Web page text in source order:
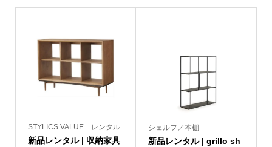
STYLICS VALUE レンタル
新品レンタル | 収納家具
シェルフ／本棚
新品レンタル | grillo sh